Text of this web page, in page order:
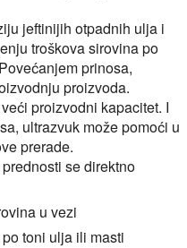
jeftinijih otpadnih ulja i
troškova sirovina po
prinosa,
proizvoda.
proizvodni kapacitet. I
ultrazvuk može pomoći u
prerade.
se direktno
u vezi
toni ulja ili masti